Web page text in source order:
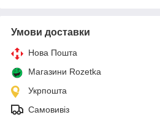
Умови доставки
Нова Пошта
Магазини Rozetka
Укрпошта
Самовивіз